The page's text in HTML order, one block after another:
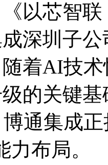
以芯智
深圳子
着AI技
的关键
通集成
布局。